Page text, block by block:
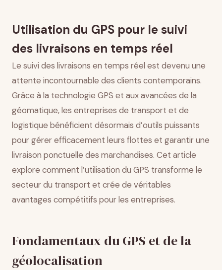
Amélioration de l’expérience client et transparence
Sécurité, conformité réglementaire et performance
Défis technologiques et perspectives futures
Utilisation du GPS pour le suivi
des livraisons en temps réel
Le suivi des livraisons en temps réel est devenu une
attente incontournable des clients contemporains.
Grâce à la technologie GPS et aux avancées de la
géomatique, les entreprises de transport et de
logistique bénéficient désormais d’outils puissants
pour gérer efficacement leurs flottes et garantir une
livraison ponctuelle des marchandises. Cet article
explore comment l’utilisation du GPS transforme le
secteur du transport et crée de véritables
avantages compétitifs pour les entreprises.
Fondamentaux du GPS et de la
géolocalisation